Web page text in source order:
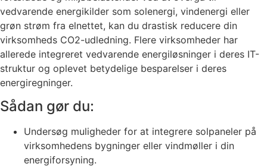
vedvarende energikilder som solenergi, vindenergi eller
grøn strøm fra elnettet, kan du drastisk reducere din
virksomheds CO2-udledning. Flere virksomheder har
allerede integreret vedvarende energiløsninger i deres IT-
struktur og oplevet betydelige besparelser i deres
energiregninger.
Sådan gør du:
Undersøg muligheder for at integrere solpaneler på
virksomhedens bygninger eller vindmøller i din
energiforsyning.